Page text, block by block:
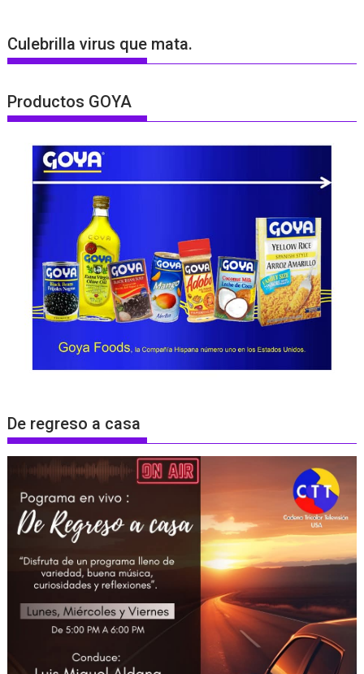
Culebrilla virus que mata.
Productos GOYA
De regreso a casa